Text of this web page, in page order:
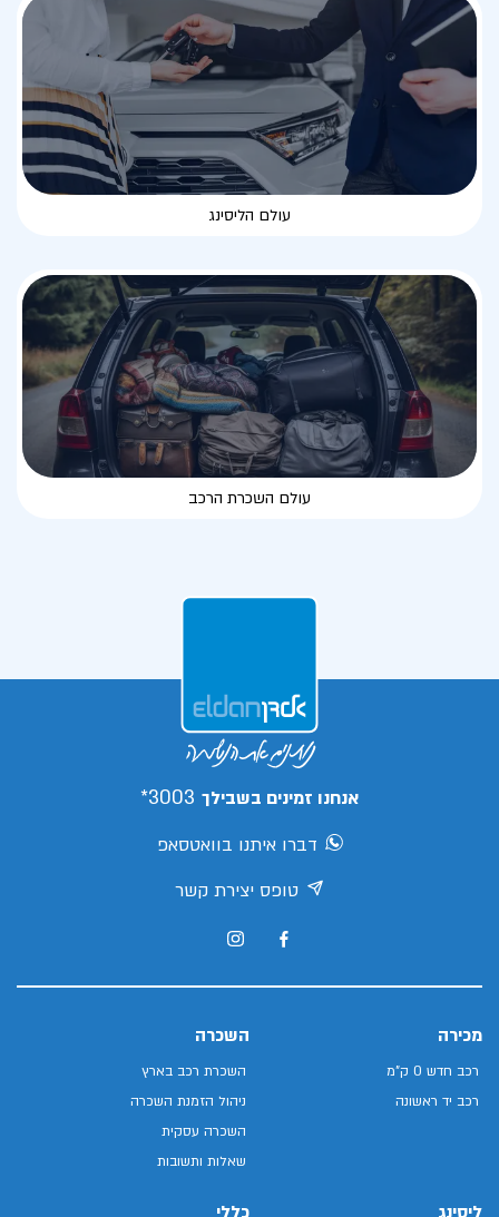
עולם הליסינג
עולם השכרת הרכב
אנחנו זמינים בשבילך 3003*
דברו איתנו בוואטסאפ
טופס יצירת קשר
מכירה
רכב חדש 0 ק"מ
רכב יד ראשונה
השכרה
השכרת רכב בארץ
ניהול הזמנת השכרה
השכרה עסקית
שאלות ותשובות
ליסינג כללי